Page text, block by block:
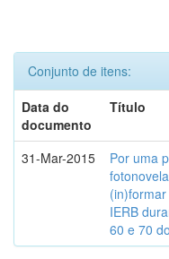
Conjunto de itens:
Data do
documento
Título
31-Mar-2015
Por uma
IERB
60 e 70